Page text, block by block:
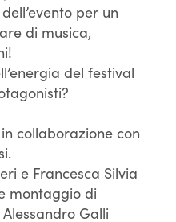
per un
di musica,
del festival
collaborazione con
e Francesca Silvia
montaggio di
Galli